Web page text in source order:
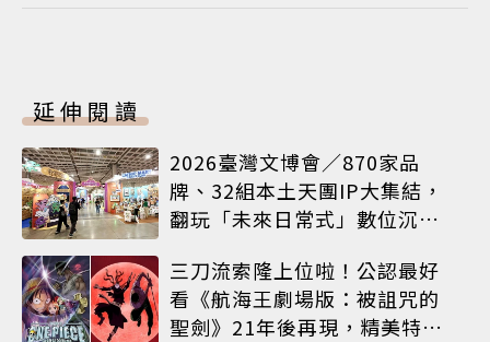
延伸閱讀
2026臺灣文博會／870家品
牌、32組本土天團IP大集結，
翻玩「未來日常式」數位沉浸
三刀流索隆上位啦！公認最好
看《航海王劇場版：被詛咒的
聖劍》21年後再現，精美特典